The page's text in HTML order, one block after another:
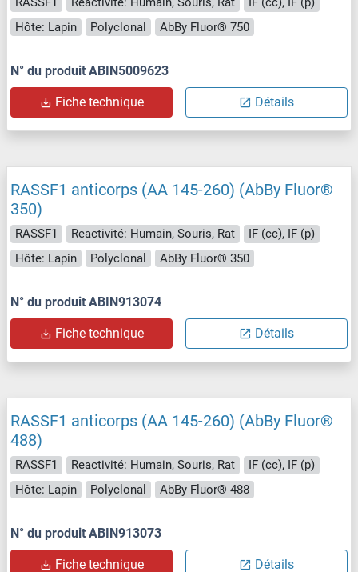
Hôte: Lapin
Polyclonal AbBy Fluor® 750
N° du produit ABIN5009623
Fiche technique Détails
RASSF1 anticorps (AA 145-260) (AbBy Fluor®
350)
RASSF1 Reactivité: Humain, Souris, Rat
IF (cc), IF (p)
Hôte: Lapin
Polyclonal AbBy Fluor® 350
N° du produit ABIN913074
Fiche technique Détails
RASSF1 anticorps (AA 145-260) (AbBy Fluor®
488)
RASSF1 Reactivité: Humain, Souris, Rat
IF (cc), IF (p)
Hôte: Lapin
Polyclonal AbBy Fluor® 488
N° du produit ABIN913073
Fiche technique Détails